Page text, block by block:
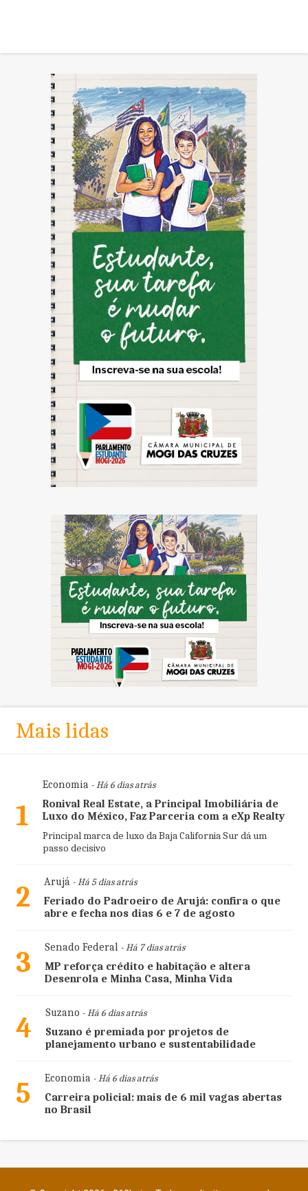
Mais lidas
1
Economia- Há 6 dias atrás
Ronival Real Estate, a Principal Imobiliária de
Luxo do México, Faz Parceria com a eXp Realty
Principal marca de luxo da Baja California Sur dá um
passo decisivo
2 Arujá- Há 5 dias atrás
Feriado do Padroeiro de Arujá: confira o que
abre e fecha nos dias 6 e 7 de agosto
3 Senado Federal- Há 7 dias atrás
MP reforça crédito e habitação e altera
Desenrola e Minha Casa, Minha Vida
4 Suzano - Há 6 dias atrás
Suzano é premiada por projetos de
planejamento urbano e sustentabilidade
5 Economia- Há 6 dias atrás
Carreira policial: mais de 6 mil vagas abertas
no Brasil